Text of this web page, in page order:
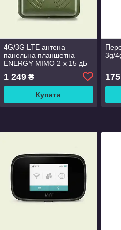
4G/3G LTE антена
панельна планшетна
ENERGY MIMO 2 x 15 дБ
спрямованої дії
1 249₴
Купити
3g/
175